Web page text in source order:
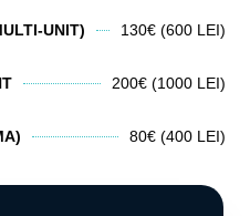
UNIT) 130€ (600 LEI)
200€ (1000 LEI)
80€ (400 LEI)